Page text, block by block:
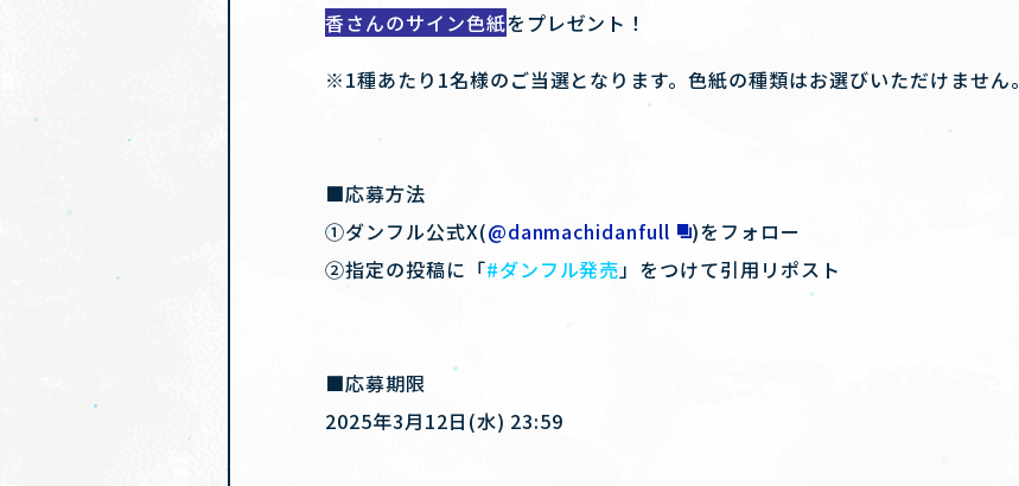
香さんのサイン色紙をプレゼント！
※1種あたり1名様のご当選となります。色紙の種類はお選びいただけません。
■応募方法
①ダンフル公式X(@danmachidanfull
)をフォロー
②指定の投稿に「#ダンフル発売」をつけて引用リポスト
■応募期限
2025年3月12日(水) 23:59